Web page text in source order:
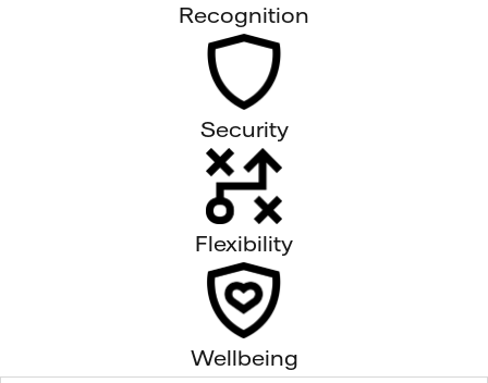
Recognition
Security
Flexibility
Wellbeing